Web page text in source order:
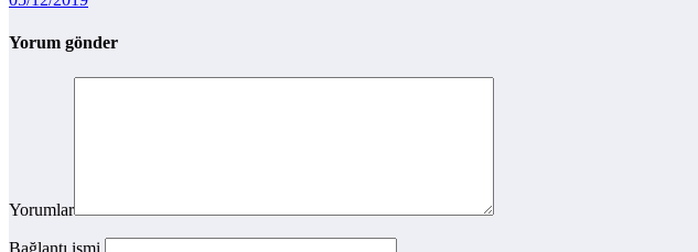
Yorum gönder
Yorumlar
Bağlantı ismi